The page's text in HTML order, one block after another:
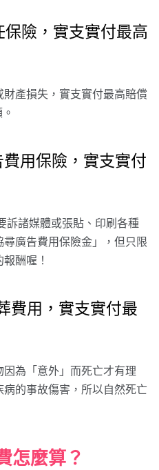
險，實支實付最高
產損失，實支實付最高賠償
用保險，實支實付
訴諸媒體或張貼、印刷各種
廣告費用保險金」，但只限
酬喔！
費用，實支實付最
為「意外」而死亡才有理
的事故傷害，所以自然死亡
怎麼算？